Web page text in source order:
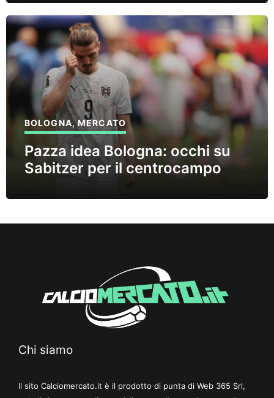
BOLOGNA,MERCATO
Pazza idea Bologna: occhi su
Sabitzer per il centrocampo
Chi siamo
Il sito Calciomercato.it è il prodotto di punta di Web 365 Srl,